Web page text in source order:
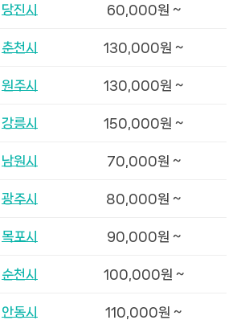
당진시 60,000원 ~
춘천시 130,000원 ~
원주시 130,000원 ~
강릉시 150,000원 ~
남원시 70,000원 ~
광주시 80,000원 ~
목포시 90,000원 ~
순천시 100,000원 ~
안동시 110,000원 ~